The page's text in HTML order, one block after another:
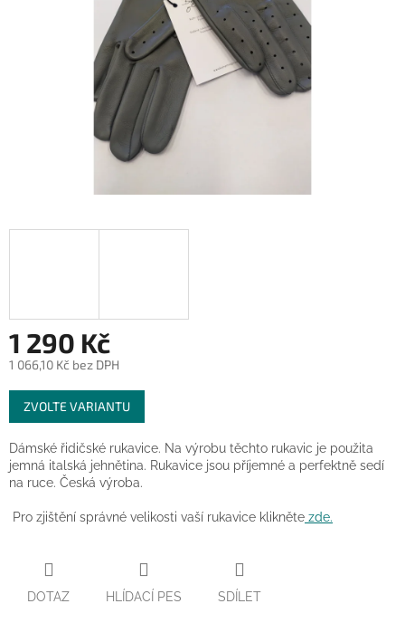
1 290 Kč
1 066,10 Kč bez DPH
Měrná
cena:
ZVOLTE VARIANTU
Dámské řidičské rukavice. Na výrobu těchto rukavic je použita
jemná italská jehnětina. Rukavice jsou příjemné a perfektně sedí
na ruce. Česká výroba.
Pro zjištění správné velikosti vaší rukavice klikněte zde.
DOTAZ HLÍDACÍ PES SDÍLET